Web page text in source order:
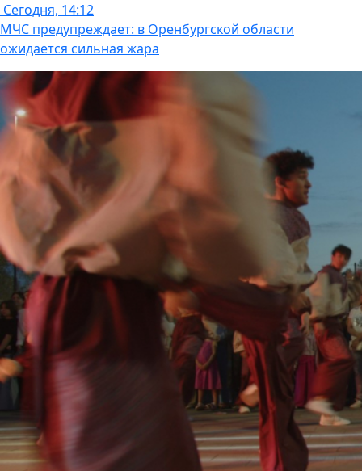
Сегодня, 14:12
МЧС предупреждает: в Оренбургской области
ожидается сильная жара